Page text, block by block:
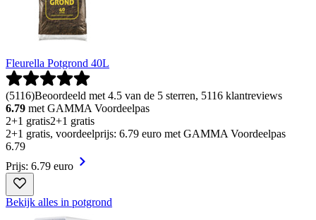
Fleurella Potgrond 40L
(5116)Beoordeeld met 4.5 van de 5 sterren, 5116 klantreviews
6.79 met GAMMA Voordeelpas
2+1 gratis2+1 gratis
2+1 gratis, voordeelprijs: 6.79 euro met GAMMA Voordeelpas
6.79
Prijs: 6.79 euro
Bekijk alles in potgrond